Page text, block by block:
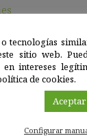
LA
analiza
y la agricultura
tecnologías
sitio web.
intereses
de cookies.
Aceptar
Configurar